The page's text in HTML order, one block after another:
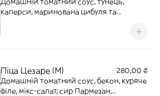
каперси, маринована цибуля та
Піца Цезаре (M)
280,00 ₴
Домашній томатний соус, бекон, куряче
філе, мікс-салат, сир Пармезан,